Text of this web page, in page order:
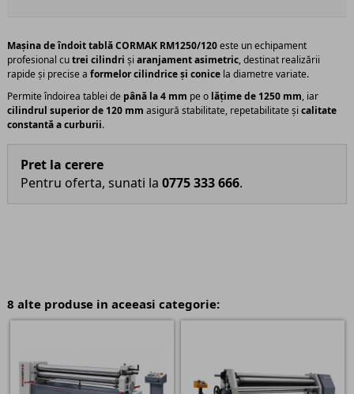
Mașina de îndoit tablă CORMAK RM1250/120este un echipament
profesional cutrei cilindri și aranjament asimetric, destinat realizării
rapide și precise a formelor cilindrice și conice la diametre variate.
Permite îndoirea tablei de până la 4 mm pe o lățime de 1250 mm, iar
cilindrul superior de 120 mm asigură stabilitate, repetabilitate și calitate
constantă a curburii.
Pret la cerere
Pentru oferta, sunati la 0775 333 666.
8 alte produse in aceeasi categorie: